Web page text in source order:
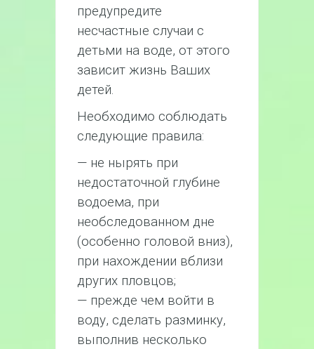
предупредите
несчастные случаи с
детьми на воде, от этого
зависит жизнь Ваших
детей.
Необходимо соблюдать
следующие правила:
— не нырять при
недостаточной глубине
водоема, при
необследованном дне
(особенно головой вниз),
при нахождении вблизи
других пловцов;
— прежде чем войти в
воду, сделать разминку,
выполнив несколько